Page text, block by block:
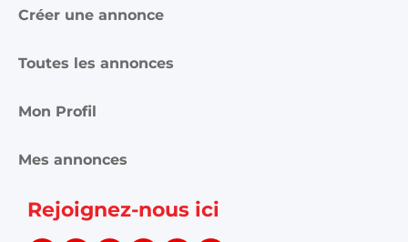
Créer une annonce
Toutes les annonces
Mon Profil
Mes annonces
Rejoignez-nous ici